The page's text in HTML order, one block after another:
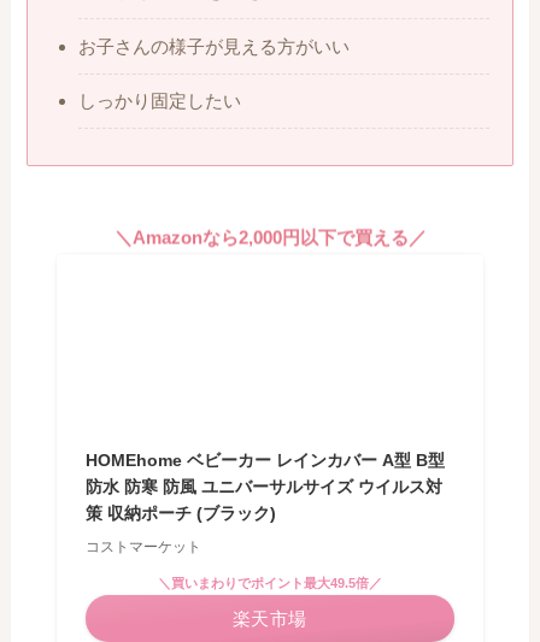
お子さんの様子が見える方がいい
しっかり固定したい
＼Amazonなら2,000円以下で買える／
HOMEhome ベビーカー レインカバー A型 B型
防水 防寒 防風 ユニバーサルサイズ ウイルス対
策 収納ポーチ (ブラック)
コストマーケット
＼買いまわりでポイント最大49.5倍／
楽天市場